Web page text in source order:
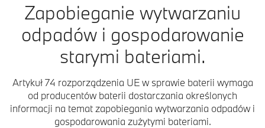
Zapobieganie wytwarzaniu
odpadów i gospodarowanie
starymi bateriami.
Artykuł 74 rozporządzenia UE w sprawie baterii wymaga
od producentów baterii dostarczania określonych
informacji na temat zapobiegania wytwarzania odpadów i
gospodarowania zużytymi bateriami.